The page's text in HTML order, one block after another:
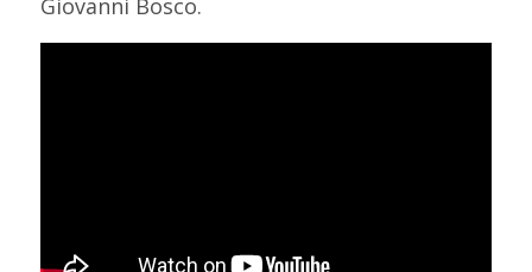
Giovanni Bosco.